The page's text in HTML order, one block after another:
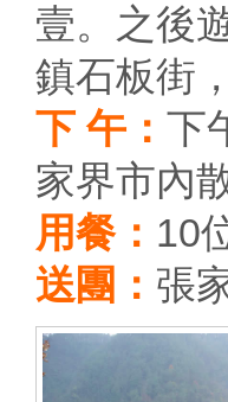
壹。之後
鎮石板街
下 午： 下
家界市內
用餐： 10
送團： 張